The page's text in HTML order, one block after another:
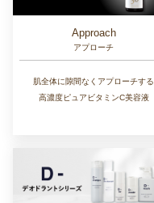
Approach
アプローチ
肌全体に隙間なくアプローチする
高濃度ピュアビタミンC美容液